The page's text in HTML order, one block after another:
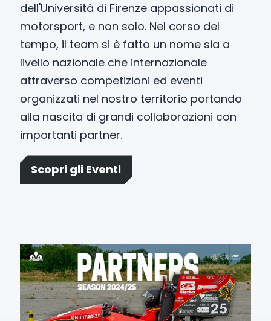
dell'Università di Firenze appassionati di
motorsport, e non solo. Nel corso del
tempo, il team si è fatto un nome sia a
livello nazionale che internazionale
attraverso competizioni ed eventi
organizzati nel nostro territorio portando
alla nascita di grandi collaborazioni con
importanti partner.
Scopri gli Eventi